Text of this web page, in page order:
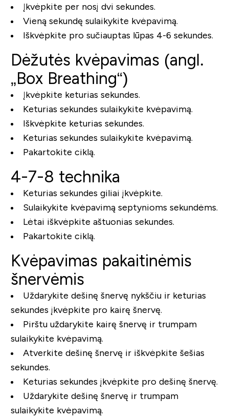
Įkvėpkite per nosį dvi sekundes.
Vieną sekundę sulaikykite kvėpavimą.
Iškvėpkite pro sučiauptas lūpas 4-6 sekundes.
Dėžutės kvėpavimas (angl.
„Box Breathing“)
Įkvėpkite keturias sekundes.
Keturias sekundes sulaikykite kvėpavimą.
Iškvėpkite keturias sekundes.
Keturias sekundes sulaikykite kvėpavimą.
Pakartokite ciklą.
4-7-8 technika
Keturias sekundes giliai įkvėpkite.
Sulaikykite kvėpavimą septynioms sekundėms.
Lėtai iškvėpkite aštuonias sekundes.
Pakartokite ciklą.
Kvėpavimas pakaitinėmis
šnervėmis
Uždarykite dešinę šnervę nykščiu ir keturias
sekundes įkvėpkite pro kairę šnervę.
Pirštu uždarykite kairę šnervę ir trumpam
sulaikykite kvėpavimą.
Atverkite dešinę šnervę ir iškvėpkite šešias
sekundes.
Keturias sekundes įkvėpkite pro dešinę šnervę.
Uždarykite dešinę šnervę ir trumpam
sulaikykite kvėpavimą.